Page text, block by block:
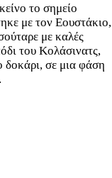
το σημείο
με τον Εουστάκιο,
με καλές
του Κολάσινατς,
δοκάρι, σε μια φάση